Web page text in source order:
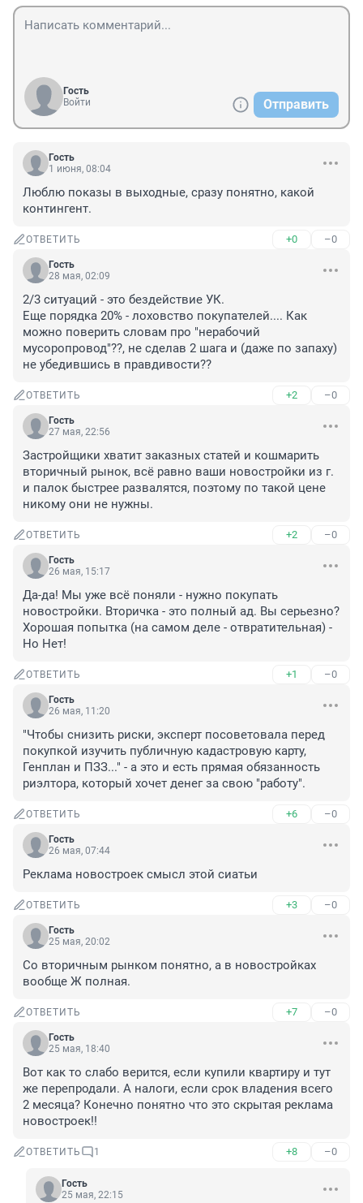
Гость
Войти
Отправить
Гость
1 июня, 08:04
Люблю показы в выходные, сразу понятно, какой
контингент.
ОТВЕТИТЬ +0 –0
Гость
28 мая, 02:09
2/3 ситуаций - это бездействие УК.
Еще порядка 20% - лоховство покупателей.... Как
можно поверить словам про "нерабочий
мусоропровод"??, не сделав 2 шага и (даже по запаху)
не убедившись в правдивости??
ОТВЕТИТЬ +2 –0
Гость
27 мая, 22:56
Застройщики хватит заказных статей и кошмарить
вторичный рынок, всё равно ваши новостройки из г.
и палок быстрее развалятся, поэтому по такой цене
никому они не нужны.
ОТВЕТИТЬ +2 –0
Гость
26 мая, 15:17
Да-да! Мы уже всё поняли - нужно покупать
новостройки. Вторичка - это полный ад. Вы серьезно?
Хорошая попытка (на самом деле - отвратительная) -
Но Нет!
ОТВЕТИТЬ +1 –0
Гость
26 мая, 11:20
"Чтобы снизить риски, эксперт посоветовала перед
покупкой изучить публичную кадастровую карту,
Генплан и ПЗЗ..." - а это и есть прямая обязанность
риэлтора, который хочет денег за свою "работу".
ОТВЕТИТЬ +6 –0
Гость
26 мая, 07:44
Реклама новостроек смысл этой сиатьи
ОТВЕТИТЬ +3 –0
Гость
25 мая, 20:02
Со вторичным рынком понятно, а в новостройках
вообще Ж полная.
ОТВЕТИТЬ +7 –0
Гость
25 мая, 18:40
Вот как то слабо верится, если купили квартиру и тут
же перепродали. А налоги, если срок владения всего
2 месяца? Конечно понятно что это скрытая реклама
новостроек!!
ОТВЕТИТЬ 1 +8 –0
Гость
25 мая, 22:15